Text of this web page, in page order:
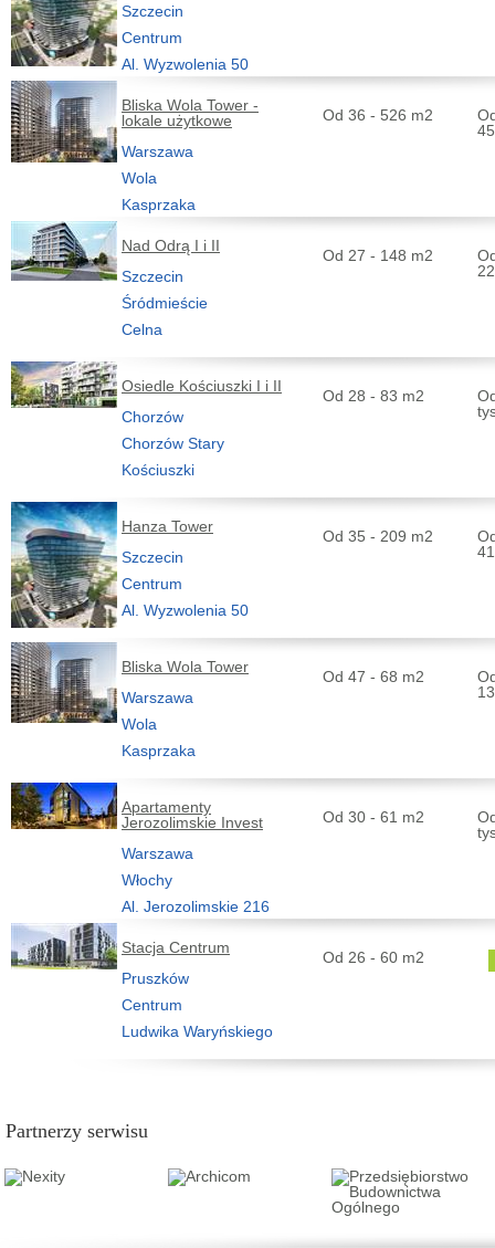
Szczecin
Centrum
Al. Wyzwolenia 50
Bliska Wola Tower -
lokale użytkowe
Warszawa
Wola
Kasprzaka
Od 36 - 526 m2
Nad Odrą I i II
Szczecin
Śródmieście
Celna
Od 27 - 148 m2
Osiedle Kościuszki I i II
Chorzów
Chorzów Stary
Kościuszki
Od 28 - 83 m2
Hanza Tower
Szczecin
Centrum
Al. Wyzwolenia 50
Od 35 - 209 m2
Bliska Wola Tower
Warszawa
Wola
Kasprzaka
Od 47 - 68 m2
Apartamenty
Jerozolimskie Invest
Warszawa
Włochy
Al. Jerozolimskie 216
Od 30 - 61 m2
Stacja Centrum
Pruszków
Centrum
Ludwika Waryńskiego
Od 26 - 60 m2
Partnerzy serwisu